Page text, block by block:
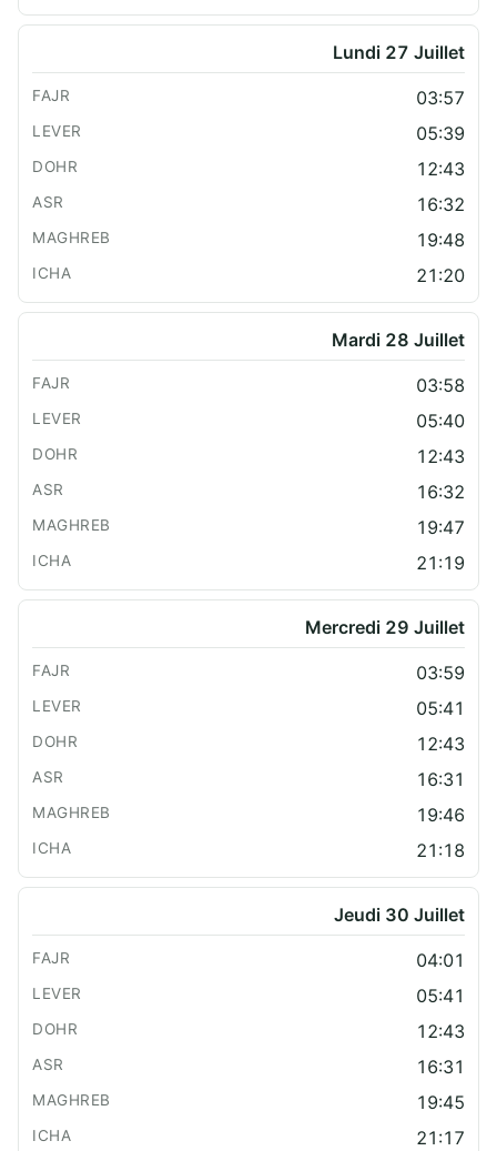
Lundi 27 Juillet
03:57
05:39
12:43
16:32
19:48
21:20
Mardi 28 Juillet
03:58
05:40
12:43
16:32
19:47
21:19
Mercredi 29 Juillet
03:59
05:41
12:43
16:31
19:46
21:18
Jeudi 30 Juillet
04:01
05:41
12:43
16:31
19:45
21:17